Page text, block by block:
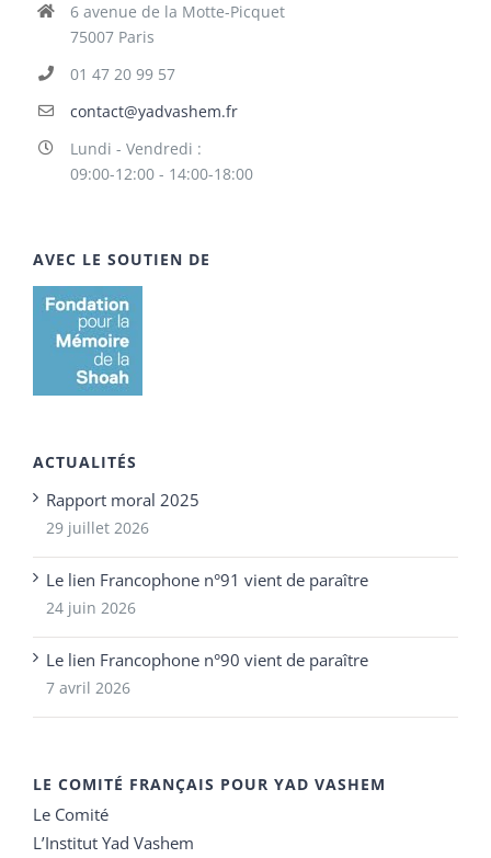
6 avenue de la Motte-Picquet
75007 Paris
01 47 20 99 57
contact@yadvashem.fr
Lundi - Vendredi :
09:00-12:00 - 14:00-18:00
AVEC LE SOUTIEN DE
ACTUALITÉS
Rapport moral 2025
29 juillet 2026
Le lien Francophone n°91 vient de paraître
24 juin 2026
Le lien Francophone n°90 vient de paraître
7 avril 2026
LE COMITÉ FRANÇAIS POUR YAD VASHEM
Le Comité
L’Institut Yad Vashem